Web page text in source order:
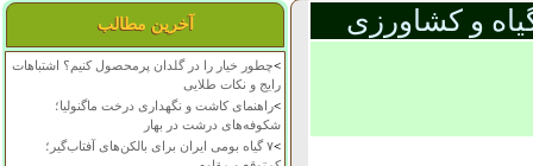
آخرین مطالب
>چطور خیار را در گلدان پرمحصول کنیم؟ اشتباهات
رایج و نکات طلایی
>راهنمای کاشت و نگهداری درخت ماگنولیا؛
شکوفه‌های درشت در بهار
>
۷ گیاه بومی ایران برای بالکن‌های آفتاب‌گیر؛
و کشاورزی